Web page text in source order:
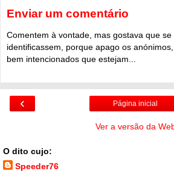
Enviar um comentário
Comentem à vontade, mas gostava que se
identificassem, porque apago os
bem intencionados que estejam...
‹ Página inicial
Ver a versão da
O dito cujo:
Speeder76